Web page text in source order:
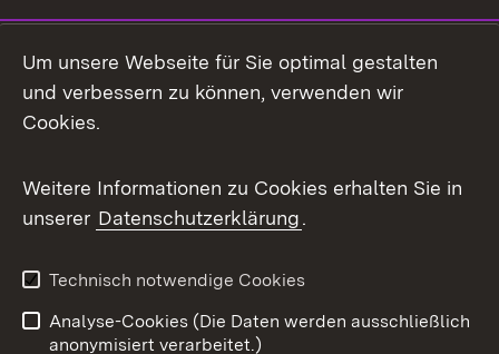
Mastodon
Messenger
Social Wall
X / Twitter
Youtube
Um unsere Webseite für Sie optimal gestalten
und verbessern zu können, verwenden wir
Cookies.
Weitere Informationen zu Cookies erhalten Sie in
unserer Datenschutzerklärung.
Technisch notwendige Cookies
Analyse-Cookies (Die Daten werden ausschließlich
anonymisiert verarbeitet.)